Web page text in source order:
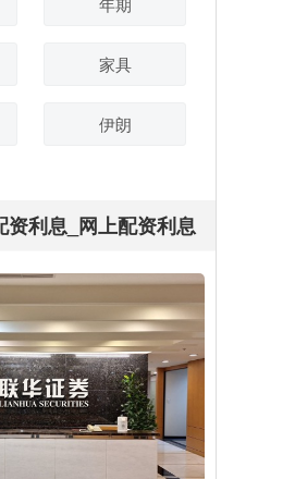
家具
伊朗
资利息_网上配资利息